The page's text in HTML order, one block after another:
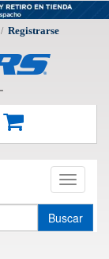
/ Registrarse
Toggle
Buscar